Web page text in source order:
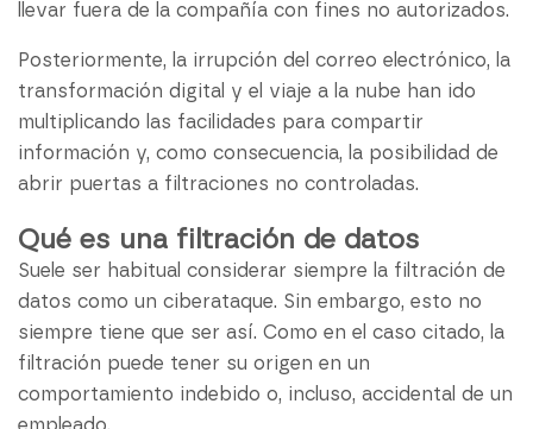
llevar fuera de la compañía con fines no autorizados.
Posteriormente, la irrupción del correo electrónico, la
transformación digital y el viaje a la nube han ido
multiplicando las facilidades para compartir
información y, como consecuencia, la posibilidad de
abrir puertas a filtraciones no controladas.
Qué es una filtración de datos
Suele ser habitual considerar siempre la filtración de
datos como un ciberataque. Sin embargo, esto no
siempre tiene que ser así. Como en el caso citado, la
filtración puede tener su origen en un
comportamiento indebido o, incluso, accidental de un